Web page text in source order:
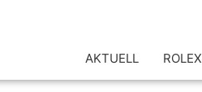
AKTUELL ROLEX